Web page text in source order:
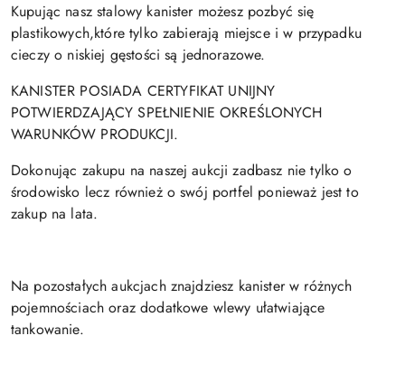
Kupując nasz stalowy kanister możesz pozbyć się
plastikowych,które tylko zabierają miejsce i w przypadku
cieczy o niskiej gęstości są jednorazowe.
KANISTER POSIADA CERTYFIKAT UNIJNY
POTWIERDZAJĄCY SPEŁNIENIE OKREŚLONYCH
WARUNKÓW PRODUKCJI.
Dokonując zakupu na naszej aukcji zadbasz nie tylko o
środowisko lecz również o swój portfel ponieważ jest to
zakup na lata.
Na pozostałych aukcjach znajdziesz kanister w różnych
pojemnościach oraz dodatkowe wlewy ułatwiające
tankowanie.